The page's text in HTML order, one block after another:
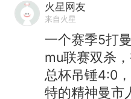
火星网友
来自火星
一个赛季5打
mu联赛双杀
总杯吊锤4:0
特的精神曼市